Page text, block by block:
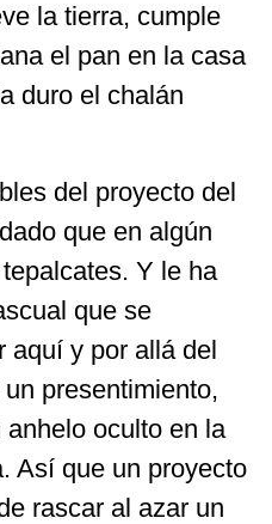
la tierra, cumple
el pan en la casa
duro el chalán
del proyecto del
que en algún
Y le ha
que se
aquí y por allá del
presentimiento,
oculto en la
Así que un proyecto
rascar al azar un